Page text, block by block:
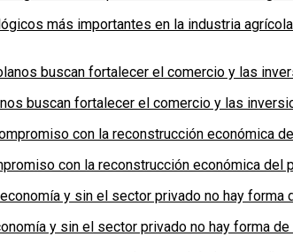
más importantes en la industria agrícola
buscan fortalecer el comercio y las
con la reconstrucción económica del
y sin el sector privado no hay forma